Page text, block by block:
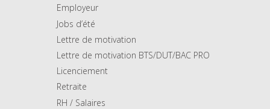
Employeur
Jobs d’été
Lettre de motivation
Lettre de motivation BTS/DUT/BAC PRO
Licenciement
Retraite
RH / Salaires